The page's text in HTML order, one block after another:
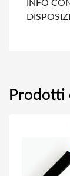
INFO
Prodotti